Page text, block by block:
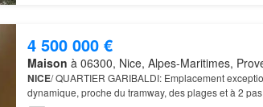
4 500 000 €
Maison à 06300, Nice, Alpes-Maritimes,
NICE/ QUARTIER GARIBALDI: Emplacement
dynamique, proche du tramway, des plages et à 2